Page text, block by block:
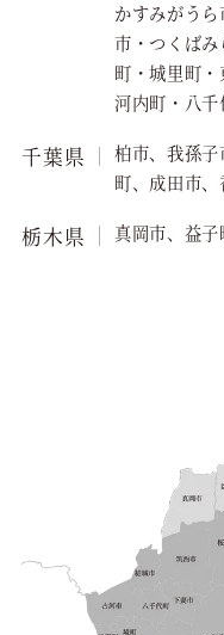
かすみがう
市・つくば
町・城里町
河内町・八
千葉県
柏市、我孫
町、成田市
栃木県 真岡市、益子